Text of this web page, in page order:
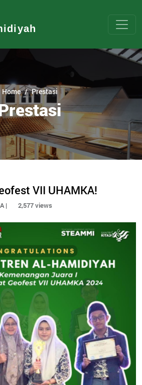
Home Prestasi
VII UHAMKA!
| 2,577 views